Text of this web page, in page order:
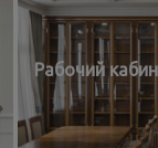
Рабочий